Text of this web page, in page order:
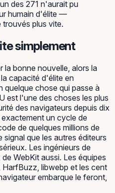
des 271 n'aurait pu
humain d'élite —
plus vite.
simplement
la bonne nouvelle, alors la
capacité d'élite en
quelque chose qui passe à
est l'une des choses les plus
des navigateurs depuis dix
un cycle de
de quelques millions de
que les autres éditeurs
Les ingénieurs de
WebKit aussi. Les équipes
HarfBuzz, libwebp et les cent
embarque le feront,